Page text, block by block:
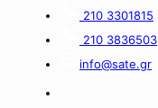
210 3301815
210 3836503
info@sate.gr